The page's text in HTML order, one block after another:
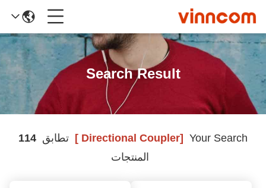
Search Result
Your Search
[directional Coupler ] تطابق 114
المنتجات